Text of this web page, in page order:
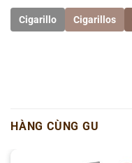
Cigarillo Cigarillos
HÀNG CÙNG GU